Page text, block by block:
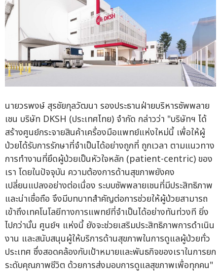
นายวรพงษ์ สุรชัยกุลวัฒนา รองประธานฝ่ายบริหารซัพพลาย
เชน บริษัท DKSH (ประเทศไทย) จำกัด กล่าวว่า "บริษัทฯ ได้
สร้างศูนย์กระจายสินค้าเครื่องมือแพทย์แห่งใหม่นี้ เพื่อให้ผู้
ป่วยได้รับการรักษาที่จำเป็นได้อย่างถูกที่ ถูกเวลา ตามแนวทาง
การทำงานที่ยึดผู้ป่วยเป็นหัวใจหลัก (patient-centric) ของ
เรา โดยในปัจจุบัน ความต้องการด้านสุขภาพยังคง
เปลี่ยนแปลงอย่างต่อเนื่อง ระบบซัพพลายเชนที่มีประสิทธิภาพ
และน่าเชื่อถือ จึงมีบทบาทสำคัญต่อการช่วยให้ผู้ป่วยสามารถ
เข้าถึงเทคโนโลยีทางการแพทย์ที่จำเป็นได้อย่างทันท่วงที ยิ่ง
ไปกว่านั้น ศูนย์ฯ แห่งนี้ ยังจะช่วยเสริมประสิทธิภาพการดำเนิน
งาน และสนับสนุนผู้ให้บริการด้านสุขภาพในการดูแลผู้ป่วยทั่ว
ประเทศ ซึ่งสอดคล้องกับเป้าหมายและพันธกิจของเราในการยก
ระดับคุณภาพชีวิต ด้วยการส่งมอบการดูแลสุขภาพเพื่อทุกคน"